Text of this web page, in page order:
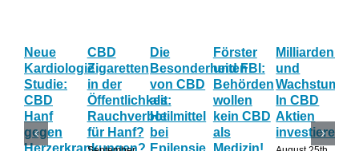
Neue
Kardiologie
Studie:
CBD
Hanf
gegen
CBD
Zigaretten
in der
Öffentlichkeit:
Rauchverbot
für Hanf?
Die
Besonderheiten
von CBD
als
Heilmittel
bei
Förster
und FBI:
Behörden
wollen
kein CBD
als
und
Wachstum:
In CBD
Aktien
investieren?